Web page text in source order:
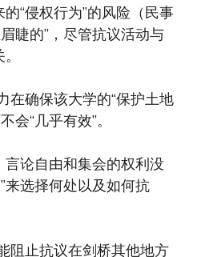
“侵权行为”的风险（民事
睫的”，尽管抗议活动与
在确保该大学的“保护土地
会“几乎有效”。
论自由和集会的权利没
来选择何处以及如何抗
阻止抗议在剑桥其他地方